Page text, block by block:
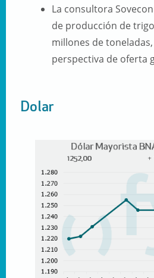
La consultora
de producción de
millones de toneladas
perspectiva de oferta
Dolar